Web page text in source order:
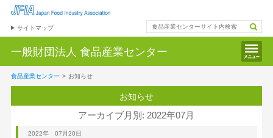
サイトマップ
一般財団法人 食品産業センター
食品産業センター > お知らせ
お知らせ
アーカイブ月別: 2022年07月
2022年 07月20日